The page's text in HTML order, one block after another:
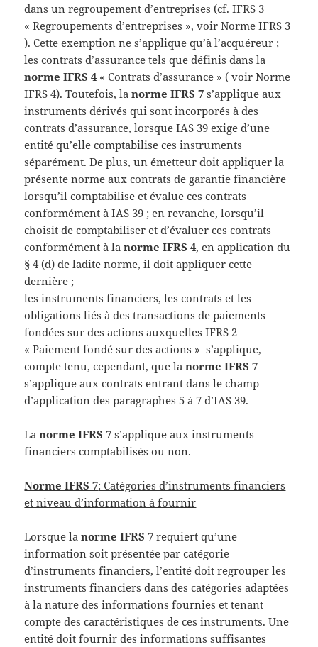
dans un regroupement d’entreprises (cf. IFRS 3
« Regroupements d’entreprises », voirNorme IFRS 3
). Cette exemption ne s’applique qu’à l’acquéreur ;
les contrats d’assurance tels que définis dans la
norme IFRS 4 « Contrats d’assurance » ( voirNorme
IFRS 4). Toutefois, lanorme IFRS 7 s’applique aux
instruments dérivés qui sont incorporés à des
contrats d’assurance, lorsque IAS 39 exige d’une
entité qu’elle comptabilise ces instruments
séparément. De plus, un émetteur doit appliquer la
présente norme aux contrats de garantie financière
lorsqu’il comptabilise et évalue ces contrats
conformément à IAS 39 ; en revanche, lorsqu’il
choisit de comptabiliser et d’évaluer ces contrats
conformément à lanorme IFRS 4, en application du
§ 4 (d) de ladite norme, il doit appliquer cette
dernière ;
les instruments financiers, les contrats et les
obligations liés à des transactions de paiements
fondées sur des actions auxquelles IFRS 2
« Paiement fondé sur des actions » s’applique,
compte tenu, cependant, que lanorme IFRS 7
s’applique aux contrats entrant dans le champ
d’application des paragraphes 5 à 7 d’IAS 39.
Lanorme IFRS 7 s’applique aux instruments
financiers comptabilisés ou non.
Norme IFRS 7: Catégories d’instruments financiers
et niveau d’information à fournir
Lorsque lanorme IFRS 7 requiert qu’une
information soit présentée par catégorie
d’instruments financiers, l’entité doit regrouper les
instruments financiers dans des catégories adaptées
à la nature des informations fournies et tenant
compte des caractéristiques de ces instruments. Une
entité doit fournir des informations suffisantes